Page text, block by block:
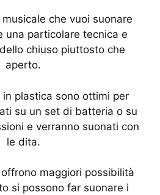
che vuoi suonare
una particolare tecnica e
chiuso piuttosto che
aperto.
plastica sono ottimi per
su un set di batteria o su
e verranno suonati con
le dita.
maggiori possibilità
si possono far suonare i